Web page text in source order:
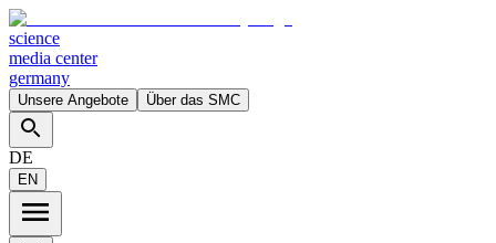
science
media center
germany
Unsere Angebote Über das SMC
DE
EN